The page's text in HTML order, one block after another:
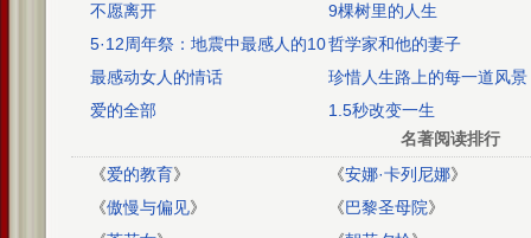
不愿离开
9棵树里的人生
5·12周年祭：地震中最感人的10
个情景
哲学家和他的妻子
最感动女人的情话
珍惜人生路上的每一道风景
爱的全部
1.5秒改变一生
名著阅读排行
《爱的教育》 《安娜·卡列尼娜》
《傲慢与偏见》 《巴黎圣母院》